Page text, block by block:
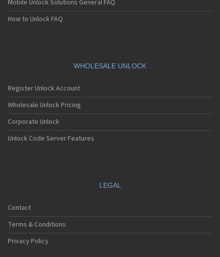
Sagem MC939
Sagem MC940
Sagem MC942
Sagem MC956
Sagem MC959
Sagem MC959 R
Sagem MU2005
Sagem MW-X1
Sagem MW3020
Sagem MW3022
Sagem MW3052
Sagem MW3062
Sagem MW932
Sagem MW936
Mobile Unlock Solutions General FAQ
How to Unlock FAQ
WHOLESALE UNLOCK
Register Unlock Account
Wholesale Unlock Pricing
Corporate Unlock
Unlock Code Server Features
LEGAL
Contact
Terms & Conditions
Privacy Policy